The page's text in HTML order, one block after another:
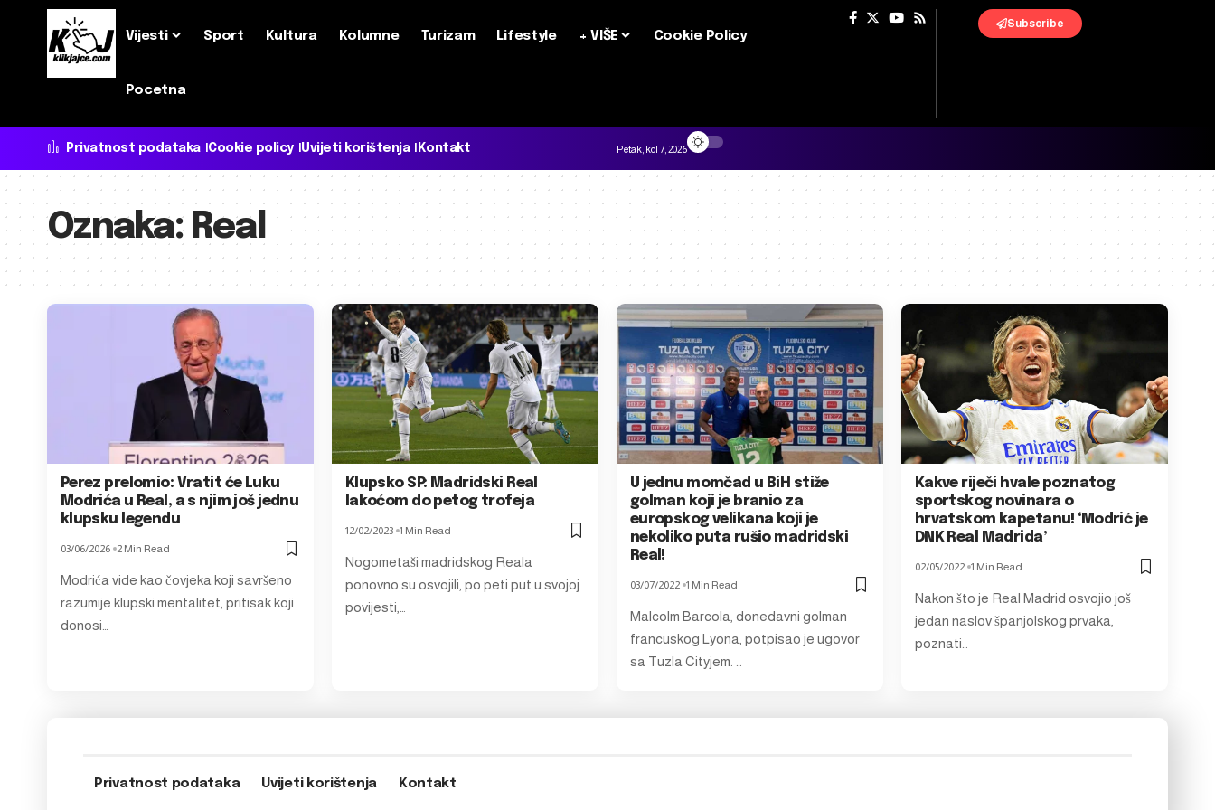
Vijesti Sport Kultura Kolumne Turizam Lifestyle + VIŠE Cookie Policy
Pocetna
Subscribe
Privatnost podataka Cookie policy Uvijeti korištenja Kontakt Petak, kol 7, 2026
Oznaka: Real
Perez prelomio: Vratit će Luku
Modrića u Real, a s njim još jednu
klupsku legendu
03/06/2026 2 Min Read
Modrića vide kao čovjeka koji savršeno
razumije klupski mentalitet, pritisak koji
donosi…
Klupsko SP: Madridski Real
lakoćom do petog trofeja
12/02/2023 1 Min Read
Nogometaši madridskog Reala
ponovno su osvojili, po peti put u svojoj
povijesti,…
U jednu momčad u BiH stiže
golman koji je branio za
europskog velikana koji je
nekoliko puta rušio madridski
Real!
03/07/2022 1 Min Read
Malcolm Barcola, donedavni golman
francuskog Lyona, potpisao je ugovor
sa Tuzla Cityjem. …
Kakve riječi hvale poznatog
sportskog novinara o
hrvatskom kapetanu! ‘Modrić je
DNK Real Madrida’
02/05/2022 1 Min Read
Nakon što je Real Madrid osvojio još
jedan naslov španjolskog prvaka,
poznati…
Privatnost podataka Uvijeti korištenja Kontakt